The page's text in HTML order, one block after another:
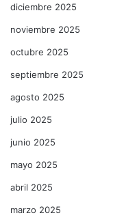
diciembre 2025
noviembre 2025
octubre 2025
septiembre 2025
agosto 2025
julio 2025
junio 2025
mayo 2025
abril 2025
marzo 2025